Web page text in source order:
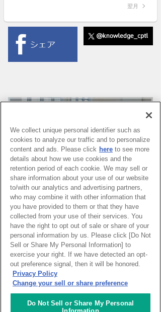
翌月
PAGE TOP
HOME > イベントカレンダー
ナレッジキャピタルを知る
We collect unique personal identifier such as
cookies to analyze our traffic and to personalize
content and ads. Please click here to see more
details about how we use cookies and the
retention period of each cookie. We may sell or
share information about your use of our website
to/with our analytics and advertising partners,
who may combine it with other information that
you have provided to them or that they have
collected from your use of their services. You
have the right to opt out of sale or share of your
personal information by us. Please click [Do Not
Sell or Share My Personal Information] to
exercise your right. If we have detected an opt-
out preference signal, then it will be honored.
Privacy Policy
Change your sell or share preference
Do Not Sell or Share My Personal